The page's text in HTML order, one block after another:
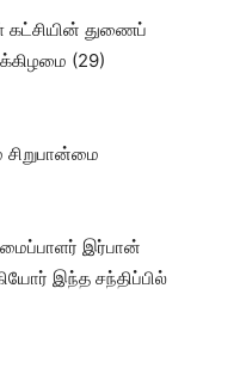
கட்சியின் துணைப்
(29)
இர்பான்
இந்த சந்திப்பில்